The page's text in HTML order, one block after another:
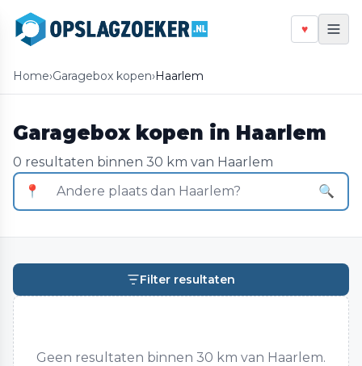
♥
Home›Garagebox kopen›Haarlem
Garagebox kopen in Haarlem
0 resultaten binnen 30 km van Haarlem
📍
🔍
Filter resultaten
Geen resultaten binnen 30 km van Haarlem.